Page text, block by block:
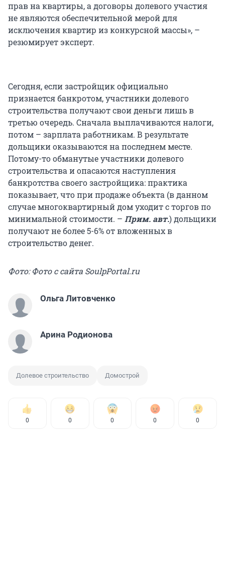
прав на квартиры, а договоры долевого участия
не являются обеспечительной мерой для
исключения квартир из конкурсной массы», –
резюмирует эксперт.
Сегодня, если застройщик официально
признается банкротом, участники долевого
строительства получают свои деньги лишь в
третью очередь. Сначала выплачиваются налоги,
потом – зарплата работникам. В результате
дольщики оказываются на последнем месте.
Потому-то обманутые участники долевого
строительства и опасаются наступления
банкротства своего застройщика: практика
показывает, что при продаже объекта (в данном
случае многоквартирный дом уходит с торгов по
минимальной стоимости. – Прим. авт.) дольщики
получают не более 5-6% от вложенных в
строительство денег.
Фото: Фото с сайта SoulpPortal.ru
Ольга Литовченко
Арина Родионова
Долевое строительство Домострой
0 0 0 0 0